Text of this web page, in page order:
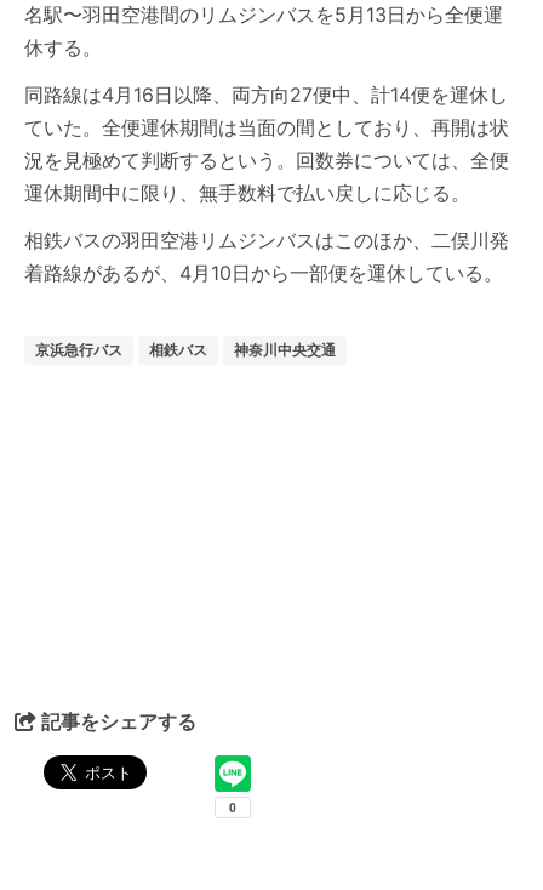
名駅〜羽田空港間のリムジンバスを5月13日から全便運
休する。
同路線は4月16日以降、両方向27便中、計14便を運休し
ていた。全便運休期間は当面の間としており、再開は状
況を見極めて判断するという。回数券については、全便
運休期間中に限り、無手数料で払い戻しに応じる。
相鉄バスの羽田空港リムジンバスはこのほか、二俣川発
着路線があるが、4月10日から一部便を運休している。
京浜急行バス 相鉄バス 神奈川中央交通
記事をシェアする